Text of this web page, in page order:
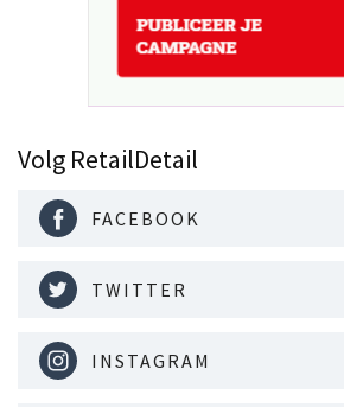
Volg RetailDetail
FACEBOOK
TWITTER
INSTAGRAM